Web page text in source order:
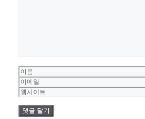
이
름
이
메
웹
이